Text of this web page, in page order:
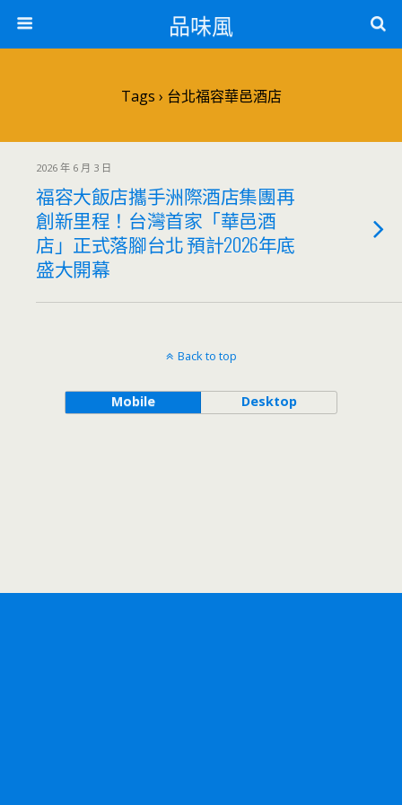
品味風
Tags › 台北福容華邑酒店
2026 年 6 月 3 日
福容大飯店攜手洲際酒店集團再
創新里程！台灣首家「華邑酒
店」正式落腳台北 預計2026年底
盛大開幕
Back to top
Mobile Desktop